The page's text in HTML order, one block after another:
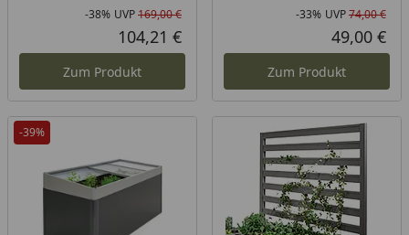
Rabatt in Prozent
-38%
Ursprünglicher Preis
UVP169,00 €
Aktueller Preis
104,21 €
Zum Produkt
-33% UVP74,00 €
49,00 €
Zum Produkt
-39%